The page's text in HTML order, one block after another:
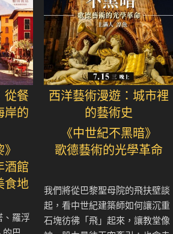
從餐
岸的
酒館
食地
、羅浮
西洋藝術漫遊：城市裡
的藝術史
《中世紀不黑暗》
歌德藝術的光學革命
我們將從巴黎聖母院的飛扶壁談
起，看中世紀建築師如何讓沉重
石塊彷彿「飛」起來，讓教堂像